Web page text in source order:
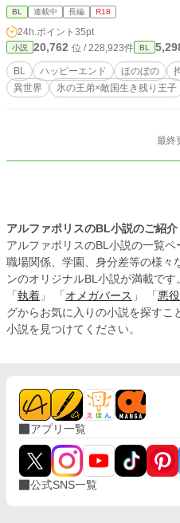
死刑を望むレイドにエドアルドは―――
（年下）×敵国生き残り王子（年上） （
進む？ 予定です） ※なろうさんの方で
BL 連載中 長編 R18
24h.ポイント 35pt
小説 20,762 位 / 228,923件 BL
BL ハッピーエンド ほのぼの
異世界
氷の王弟×敵国生き残り王子
最終
アルファポリスのBL小説のご紹介
アルファポリスのBL小説の一覧ペ
職場関係、学園、身分差等の様々
ンのオリジナルBL小説が満載です。
「 執着 」 「 オメガバース 」 「 悪
グからお気に入りの小説を探すこ
小説を見つけてください。
アプリ一覧
公式SNS一覧